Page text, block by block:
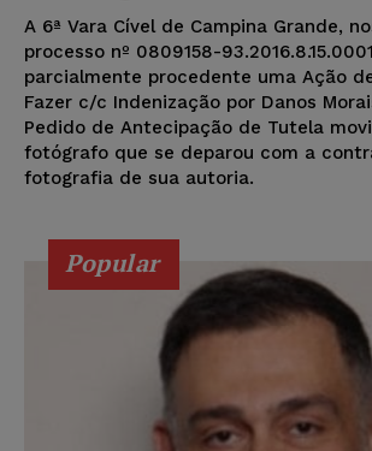
A 6ª Vara Cível de Campina Grande,
processo nº 0809158-
parcialmente procedente uma Ação
Fazer c/c Indenização por Danos
Pedido de Antecipação de Tutela
fotógrafo que se deparou com a
fotografia de sua autoria.
Popular